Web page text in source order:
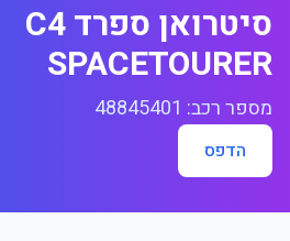
סיטרואן ספרד C4
SPACETOURER
מספר רכב: 48845401
הדפס